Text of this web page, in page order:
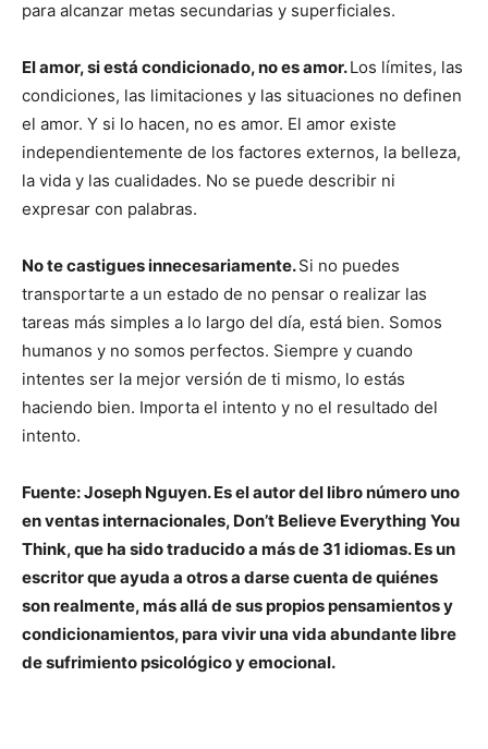
para alcanzar metas secundarias y superficiales.
El amor, si está condicionado, no es amor.Los límites, las
condiciones, las limitaciones y las situaciones no definen
el amor. Y si lo hacen, no es amor. El amor existe
independientemente de los factores externos, la belleza,
la vida y las cualidades. No se puede describir ni
expresar con palabras.
No te castigues innecesariamente.Si no puedes
transportarte a un estado de no pensar o realizar las
tareas más simples a lo largo del día, está bien. Somos
humanos y no somos perfectos. Siempre y cuando
intentes ser la mejor versión de ti mismo, lo estás
haciendo bien. Importa el intento y no el resultado del
intento.
Fuente: Joseph Nguyen. Es el autor del libro número uno
en ventas internacionales, Don’t Believe Everything You
Think, que ha sido traducido a más de 31 idiomas. Es un
escritor que ayuda a otros a darse cuenta de quiénes
son realmente, más allá de sus propios pensamientos y
condicionamientos, para vivir una vida abundante libre
de sufrimiento psicológico y emocional.